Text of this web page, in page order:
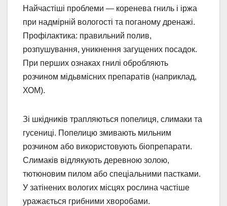
Найчастіші проблеми — коренева гниль і іржа
при надмірній вологості та поганому дренажі.
Профілактика: правильний полив,
розпушування, уникнення загущених посадок.
При перших ознаках гнилі обробляють
розчином мідьвмісних препаратів (наприклад,
ХОМ).
Зі шкідників трапляються попелиця, слимаки та
гусениці. Попелицю змивають мильним
розчином або використовують біопрепарати.
Слимаків відлякують деревною золою,
тютюновим пилом або спеціальними пастками.
У затінених вологих місцях рослина частіше
уражається грибними хворобами.